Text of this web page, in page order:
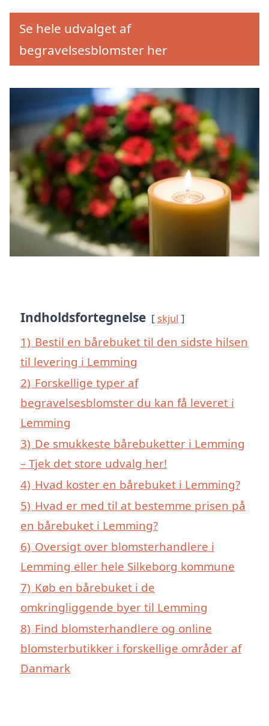
Se hele udvalget af
begravelsesblomster her
Indholdsfortegnelse skjul
1) Bestil en bårebuket til den sidste hilsen
til levering i Lemming
2) Forskellige typer af
begravelsesblomster du kan få leveret i
Lemming
3) De smukkeste bårebuketter i Lemming
– Tjek det store udvalg her!
4) Hvad koster en bårebuket i Lemming?
5) Hvad er med til at bestemme prisen på
en bårebuket i Lemming?
6) Oversigt over blomsterhandlere i
Lemming eller hele Silkeborg kommune
7) Køb en bårebuket i de
omkringliggende byer til Lemming
8) Find blomsterhandlere og online
blomsterbutikker i forskellige områder af
Danmark